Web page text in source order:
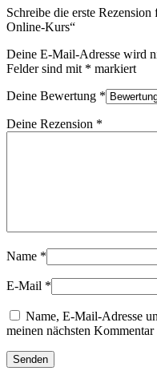
Schreibe die erste
Online-Kurs“
Deine E-Mail-Adresse wird
Felder sind mit * markiert
Deine Bewertung *
Deine Rezension *
Name *
E-Mail *
Name, E-Mail-Adresse
meinen nächsten Kommentar